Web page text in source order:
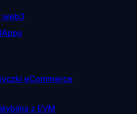
web3
eCommerce
z EVM